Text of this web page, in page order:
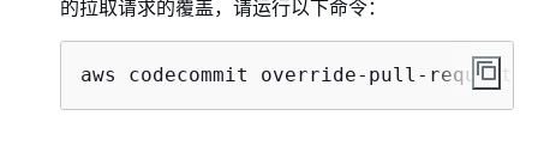
的拉取请求的覆盖，请运行以下命令：
aws codecommit override-pull-